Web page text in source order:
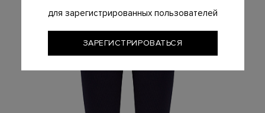
для зарегистрированных пользователей
ЗАРЕГИСТРИРОВАТЬСЯ